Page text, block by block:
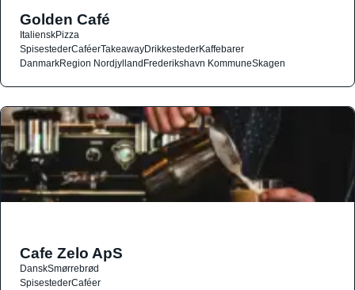
Golden Café
ItalienskPizza
SpisestederCaféerTakeawayDrikkestederKaffebarer
DanmarkRegion NordjyllandFrederikshavn KommuneSkagen
Cafe Zelo ApS
DanskSmørrebrød
SpisestederCaféer